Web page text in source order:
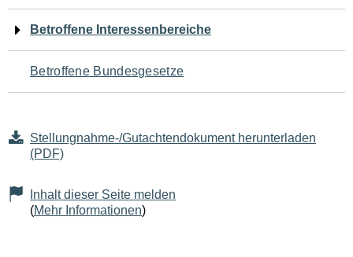
für
den
Seiteninhalt
Betroffene Interessenbereiche
Betroffene Bundesgesetze
Stellungnahme-/Gutachtendokument herunterladen
(PDF)
Inhalt dieser Seite melden
(Mehr Informationen)